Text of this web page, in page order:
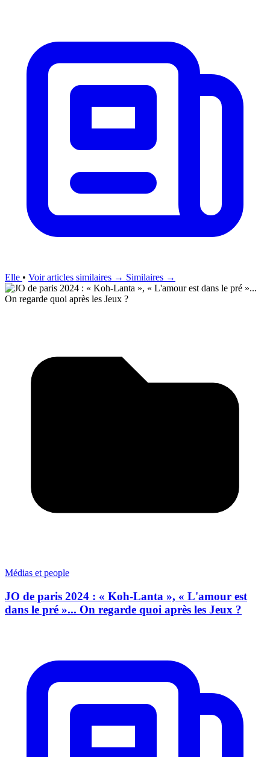
Elle • Voir articles similaires → Similaires →
Médias et people
JO de paris 2024 : « Koh-Lanta », « L'amour est
dans le pré »... On regarde quoi après les Jeux ?